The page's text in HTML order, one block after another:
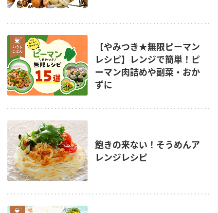
【やみつき★無限ピーマン
レシピ】レンジで簡単！ピ
ーマン肉詰めや副菜・おか
ずに
飽きの来ない！そうめんア
レンジレシピ